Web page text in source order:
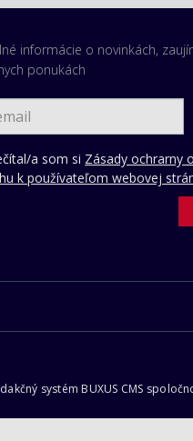
informácie o novinkách,
ponukách
a som si Zásady ochrarny
k používateľom webovej
systém BUXUS CMS